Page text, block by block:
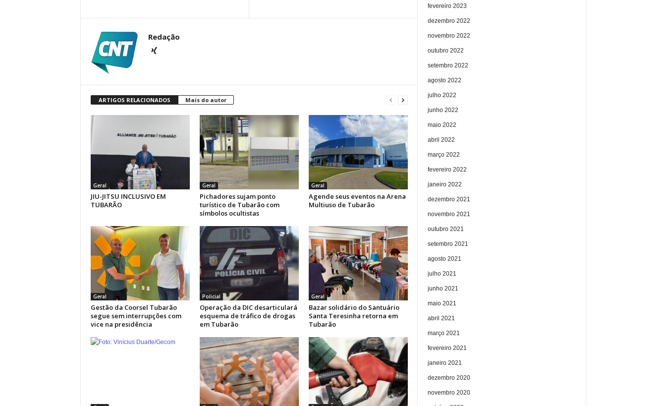
Redação
ARTIGOS RELACIONADOS Mais do autor
Geral
JIU-JITSU INCLUSIVO EM
TUBARÃO
Geral
Pichadores sujam ponto
turístico de Tubarão com
símbolos ocultistas
Geral
Agende seus eventos na Arena
Multiuso de Tubarão
Geral
Gestão da Coorsel Tubarão
segue sem interrupções com
vice na presidência
Policial
Operação da DIC desarticulará
esquema de tráfico de drogas
em Tubarão
Geral
Bazar solidário do Santuário
Santa Teresinha retorna em
Tubarão
fevereiro 2023
dezembro 2022
novembro 2022
outubro 2022
setembro 2022
agosto 2022
julho 2022
junho 2022
maio 2022
abril 2022
março 2022
fevereiro 2022
janeiro 2022
dezembro 2021
novembro 2021
outubro 2021
setembro 2021
agosto 2021
julho 2021
junho 2021
maio 2021
abril 2021
março 2021
fevereiro 2021
janeiro 2021
dezembro 2020
novembro 2020